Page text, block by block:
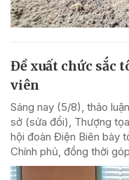
Đề xuất chức sắc
viên
Sáng nay (5/8), thảo
sở (sửa đổi), Thượng
hội đoàn Điện Biên bày
Chính phủ, đồng thời